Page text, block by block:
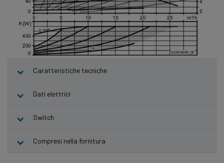
Caratteristiche tecniche
Dati elettrici
Switch
Compresi nella fornitura